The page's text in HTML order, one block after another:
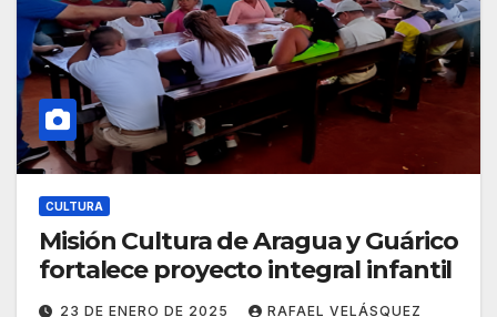
CULTURA
Misión Cultura de Aragua y Guárico
fortalece proyecto integral infantil
23 DE ENERO DE 2025 RAFAEL VELÁSQUEZ